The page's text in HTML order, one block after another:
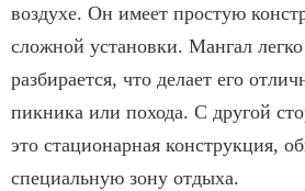
воздухе. Он имеет простую
сложной установки. Мангал легко
разбирается, что делает его
пикника или похода. С другой
это стационарная конструкция,
специальную зону отдыха.